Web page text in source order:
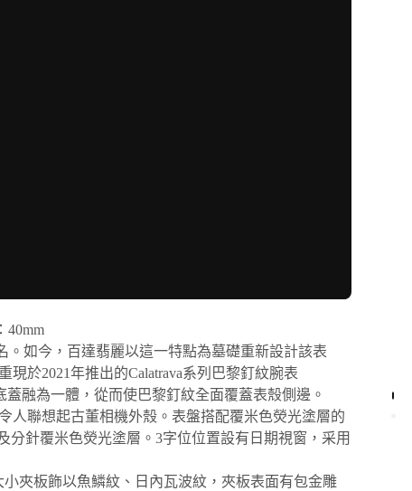
40mm
。如今，百達翡麗以這一特點為墓礎重新設計該表
於2021年推出的Calatrava系列巴黎釘紋腕表
蓋融為一體，從而使巴黎釘紋全面覆蓋表殼側邊。
人聯想起古董相機外殼。表盤搭配覆米色熒光塗層的
分針覆米色熒光塗層。3字位位置設有日期視窗，采用
小夾板飾以魚鱗紋、日內瓦波紋，夾板表面有包金雕